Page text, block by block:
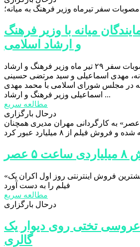
سفر تیرماه وزیر فرهنگ به میانه؛
میانه با وزیر فرهنگ
و ارشاد اسلامی
در راستای پیگیری مصوبات سفر ۲۹ تیر ماه وزیر فرهنگ و ارشاد
مهدی اسماعیلی و سید مرتضی حسینی
در مجلس شورای اسلامی با محمد مهدی
اسماعیلی وزیر فرهنگ و ارشاد ...
مطالعه سریع
درحال بارگزاری
فیلم سینمایی «ساعت ۵عصر» به کارگردانی مهران مدیری همچنان
۵ عصر
«ساعت ۵ عصر» رکورد بیشترین فروش اینترنتی روز اول اکران یک
فیلم را به دست آورد
مطالعه سریع
درحال بارگزاری
تختی روی دیوار یک
گالری